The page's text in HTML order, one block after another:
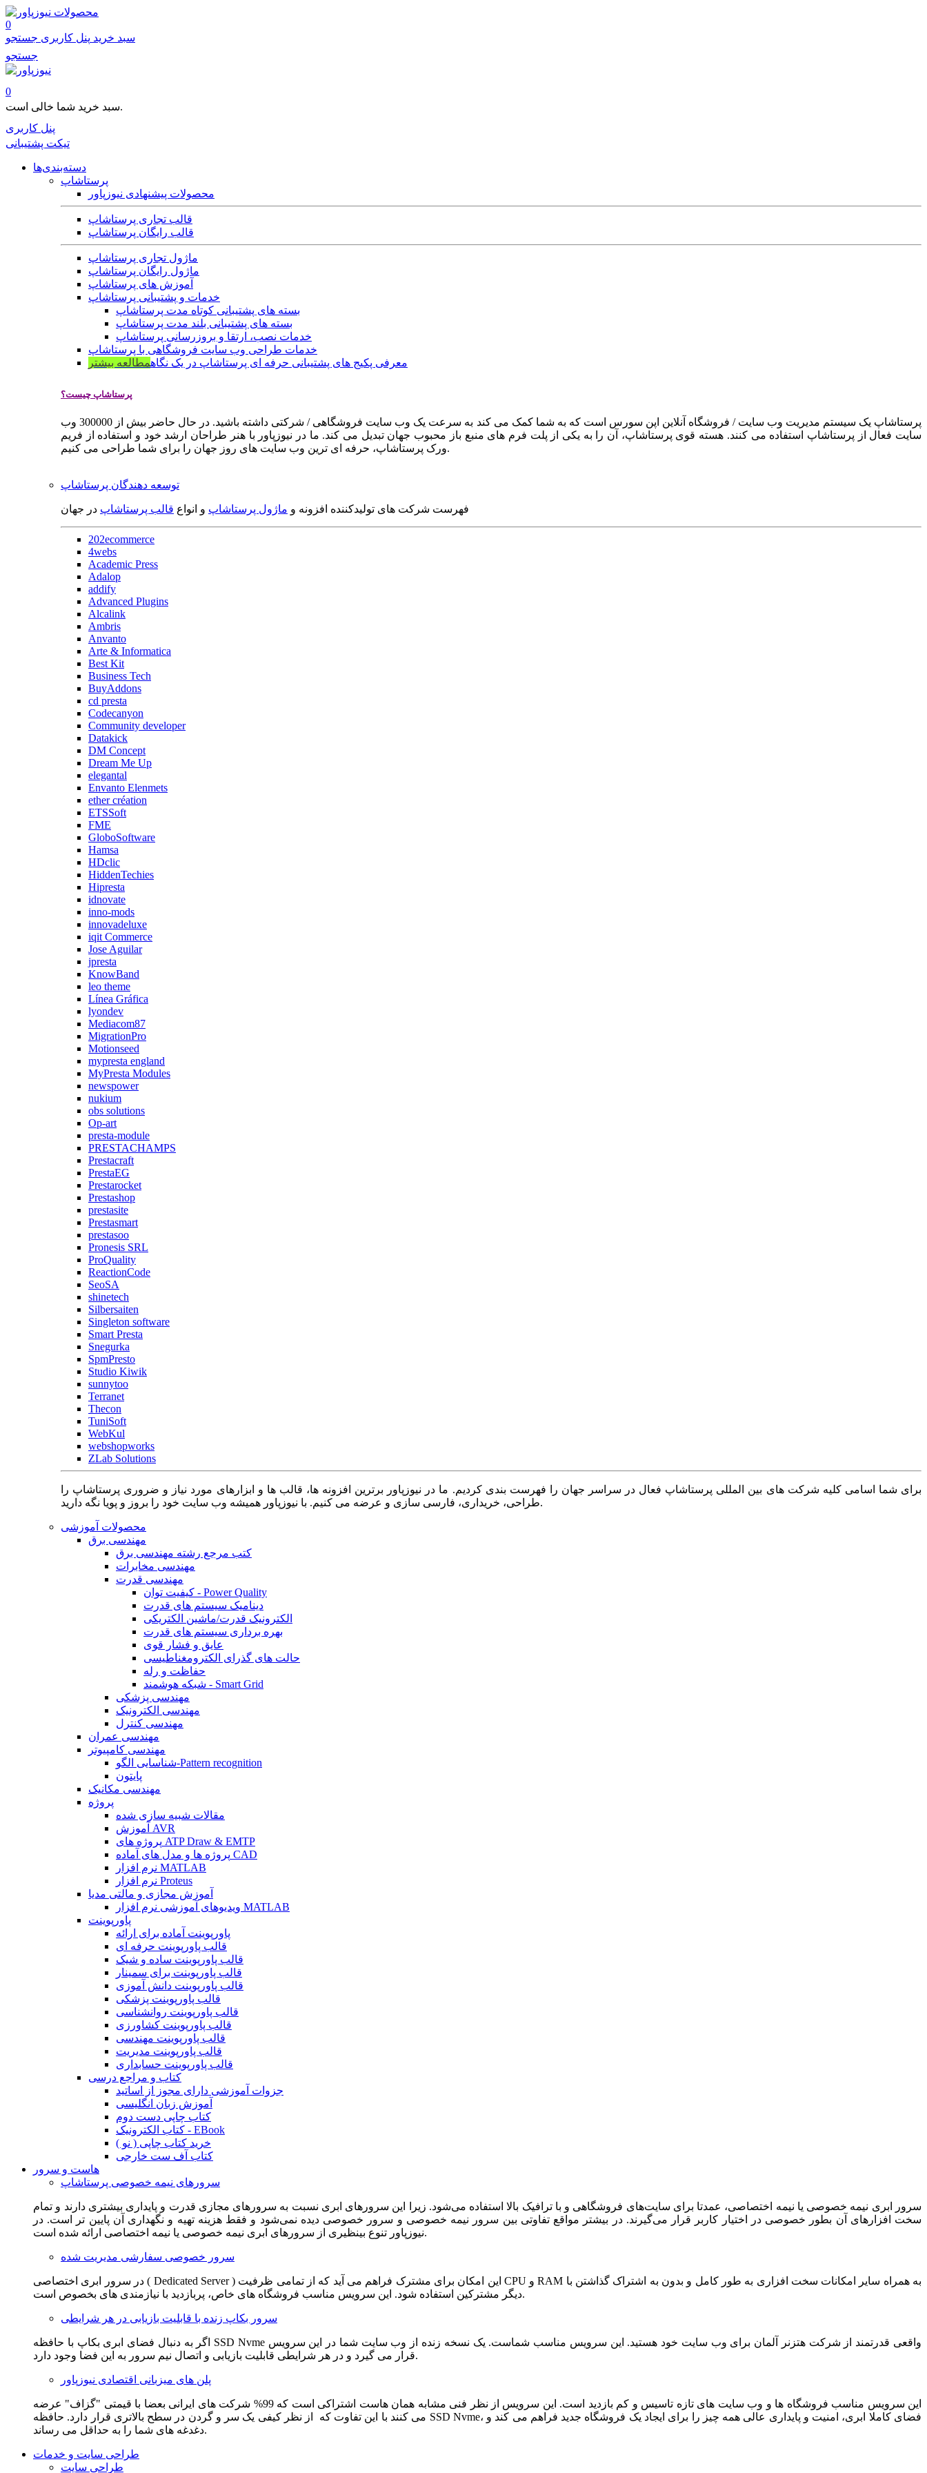
محصولات
0
سبد خرید پنل کاربری جستجو
جستجو
0
سبد خرید شما خالی است.
پنل کاربری
تیکت پشتیبانی
دسته‌بندی‌ها
پرستاشاپ
محصولات پیشنهادی نیوزپاور
قالب تجاری پرستاشاپ
قالب رایگان پرستاشاپ
ماژول تجاری پرستاشاپ
ماژول رایگان پرستاشاپ
آموزش های پرستاشاپ
خدمات و پشتیبانی پرستاشاپ
بسته های پشتیبانی کوتاه مدت پرستاشاپ
بسته های پشتیبانی بلند مدت پرستاشاپ
خدمات نصب، ارتقا و بروزرسانی پرستاشاپ
خدمات طراحی وب سایت فروشگاهی با پرستاشاپ
معرفی پکیج های پشتیبانی حرفه ای پرستاشاپ در یک نگاهمطالعه بیشتر
پرستاشاپ چیست؟
پرستاشاپ یک سیستم مدیریت وب سایت / فروشگاه آنلاین اپن سورس است که به شما کمک می کند به سرعت یک وب سایت فروشگاهی / شرکتی داشته باشید. در حال حاضر بیش از 300000 وب
سایت فعال از پرستاشاپ استفاده می کنند. هسته قوی پرستاشاپ، آن را به یکی از پلت فرم های منبع باز محبوب جهان تبدیل می کند. ما در نیوزپاور با هنر طراحان ارشد خود و استفاده از فریم
ورک پرستاشاپ، حرفه ای ترین وب سایت های روز جهان را برای شما طراحی می کنیم.
توسعه دهندگان پرستاشاپ
فهرست شرکت های تولیدکننده افزونه و ماژول پرستاشاپ و انواع قالب پرستاشاپ در جهان
202ecommerce
4webs
Academic Press
Adalop
addify
Advanced Plugins
Alcalink
Ambris
Anvanto
Arte & Informatica
Best Kit
Business Tech
BuyAddons
cd presta
Codecanyon
Community developer
Datakick
DM Concept
Dream Me Up
elegantal
Envanto Elenmets
ether création
ETSSoft
FME
GloboSoftware
Hamsa
HDclic
HiddenTechies
Hipresta
idnovate
inno-mods
innovadeluxe
iqit Commerce
Jose Aguilar
jpresta
KnowBand
leo theme
Línea Gráfica
lyondev
Mediacom87
MigrationPro
Motionseed
mypresta england
MyPresta Modules
newspower
nukium
obs solutions
Op-art
presta-module
PRESTACHAMPS
Prestacraft
PrestaEG
Prestarocket
Prestashop
prestasite
Prestasmart
prestasoo
Pronesis SRL
ProQuality
ReactionCode
SeoSA
shinetech
Silbersaiten
Singleton software
Smart Presta
Snegurka
SpmPresto
Studio Kiwik
sunnytoo
Terranet
Thecon
TuniSoft
WebKul
webshopworks
ZLab Solutions
برای شما اسامی کلیه شرکت های بین المللی پرستاشاپ فعال در سراسر جهان را فهرست بندی کردیم. ما در نیوزپاور برترین افزونه ها، قالب ها و ابزارهای مورد نیاز و ضروری پرستاشاپ را
طراحی، خریداری، فارسی سازی و عرضه می کنیم. با نیوزپاور همیشه وب سایت خود را بروز و پویا نگه دارید.
محصولات آموزشی
مهندسی برق
کتب مرجع رشته مهندسی برق
مهندسی مخابرات
مهندسی قدرت
کیفیت توان - Power Quality
دینامیک سیستم های قدرت
الکترونیک قدرت/ماشین الکتریکی
بهره برداری سیستم های قدرت
عایق و فشار قوی
حالت های گذرای الکترومغناطیسی
حفاظت و رله
شبکه هوشمند - Smart Grid
مهندسی پزشکی
مهندسی الکترونیک
مهندسی کنترل
مهندسی عمران
مهندسی کامپیوتر
شناسایی الگو-Pattern recognition
پایتون
مهندسی مکانیک
پروژه
مقالات شبیه سازی شده
آموزش AVR
پروژه های ATP Draw & EMTP
پروژه ها و مدل های آماده CAD
نرم افزار MATLAB
نرم افزار Proteus
آموزش مجازی و مالتی مدیا
ویدیوهای آموزشی نرم افزار MATLAB
پاورپوینت
پاورپوینت آماده برای ارائه
قالب پاورپوینت حرفه ای
قالب پاورپوینت ساده و شیک
قالب پاورپوینت برای سمینار
قالب پاورپوینت دانش آموزی
قالب پاورپوینت پزشکی
قالب پاورپوینت روانشناسی
قالب پاورپوینت کشاورزی
قالب پاورپوینت مهندسی
قالب پاورپوینت مدیریت
قالب پاورپوینت حسابداری
کتاب و مراجع درسی
جزوات آموزشی دارای مجوز از اساتید
آموزش زبان انگلیسی
کتاب چاپی دست دوم
کتاب الکترونیک - EBook
خرید کتاب چاپی ( نو )
کتاب آف ست خارجی
هاست و سرور
سرورهای نیمه خصوصی پرستاشاپ
سرور ابری نیمه خصوصی یا نیمه اختصاصی، عمدتا برای سایت‌های فروشگاهی و با ترافیک بالا استفاده می‌شود. زیرا این سرورهای ابری نسبت به سرورهای مجازی قدرت و پایداری بیشتری دارند و تمام
سخت افزارهای آن بطور خصوصی در اختیار کاربر قرار می‌گیرند. در بیشتر مواقع تفاوتی بین سرور نیمه خصوصی و سرور خصوصی دیده نمی‌شود و فقط هزینه تهیه و نگهداری آن پایین تر است. در
نیوزپاور تنوع بینظیری از سرورهای ابری نیمه خصوصی یا نیمه اختصاصی ارائه شده است.
سرور خصوصی سفارشی مدیریت شده
در سرور ابری اختصاصی ( Dedicated Server ) این امکان برای مشترک فراهم می آید که از تمامی ظرفیت CPU و RAM به همراه سایر امکانات سخت افزاری به طور کامل و بدون به اشتراک گذاشتن با
دیگر مشترکین استفاده شود. این سرویس مناسب فروشگاه های خاص، پربازدید با نیازمندی های بخصوص است.
سرور بکاپ زنده با قابلیت بازیابی در هر شرایطی
اگر به دنبال فضای ابری بکاپ با حافظه SSD Nvme واقعی قدرتمند از شرکت هتزنر آلمان برای وب سایت خود هستید. این سرویس مناسب شماست. یک نسخه زنده از وب سایت شما در این سرویس
قرار می گیرد و در هر شرایطی قابلیت بازیابی و اتصال نیم سرور به این فضا وجود دارد.
پلن های میزبانی اقتصادی نیوزپاور
این سرویس مناسب فروشگاه ها و وب سایت های تازه تاسیس و کم بازدید است. این سرویس از نظر فنی مشابه همان هاست اشتراکی است که 99% شرکت های ایرانی بعضا با قیمتی "گزاف" عرضه
می کنند با این تفاوت که از نظر کیفی یک سر و گردن در سطح بالاتری قرار دارد. حافظه SSD Nvme، فضای کاملا ابری، امنیت و پایداری عالی همه چیز را برای ایجاد یک فروشگاه جدید فراهم می کند و
دغدغه های شما را به حداقل می رساند.
طراحی سایت و خدمات
طراحی سایت